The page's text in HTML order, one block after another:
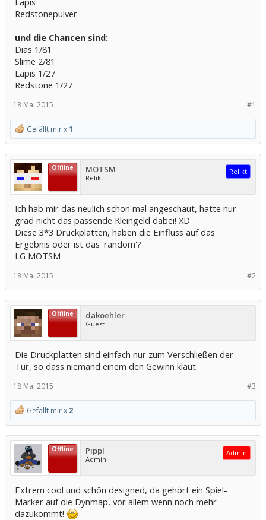
Redstonepulver
und die Chancen sind:
Dias 1/81
Slime 2/81
Lapis 1/27
Redstone 1/27
#1
18 Mai 2015
Gefällt mir x1
Offline MOTSM
Relikt
Relikt
Ich hab mir das neulich schon mal angeschaut, hatte nur
grad nicht das passende Kleingeld dabei! XD
Diese 3*3 Druckplatten, haben die Einfluss auf das
Ergebnis oder ist das 'random'?
LG MOTSM
#2
18 Mai 2015
Offline dakoehler
Guest
Die Druckplatten sind einfach nur zum Verschließen der
Tür, so dass niemand einem den Gewinn klaut.
#3
18 Mai 2015
Gefällt mir x 2
Offline Pippl
Admin
Admin
Extrem cool und schön designed, da gehört ein Spiel-
Marker auf die Dynmap, vor allem wenn noch mehr
dazukommt!